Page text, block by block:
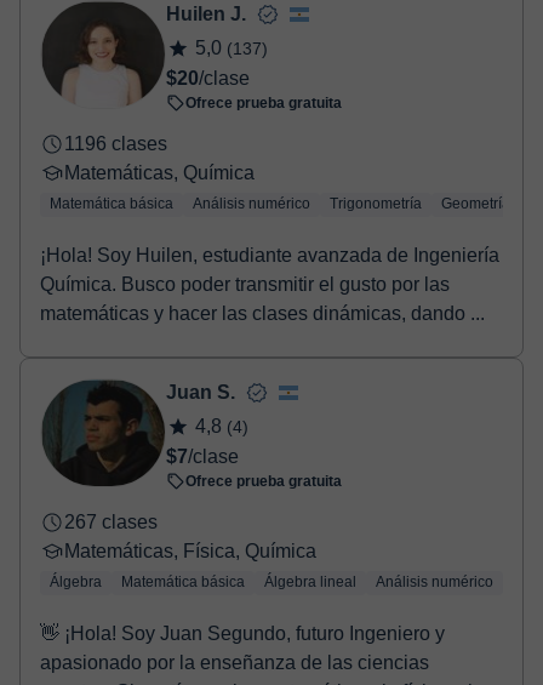
Una vez realices el pago de la clase, recibirás un email de
confirmación de la reserva.
Huilen J.
5,0 (137)
$20/clase
Ofrece prueba gratuita
1196 clases
Matemáticas, Química
Matemática básica Análisis numérico Trigonometría Geometría
¡Hola! Soy Huilen, estudiante avanzada de Ingeniería
Química. Busco poder transmitir el gusto por las
matemáticas y hacer las clases dinámicas, dando ...
Juan S.
4,8 (4)
$7/clase
Ofrece prueba gratuita
267 clases
Matemáticas, Física, Química
Álgebra Matemática básica Álgebra lineal Análisis numérico
👋 ¡Hola! Soy Juan Segundo, futuro Ingeniero y
apasionado por la enseñanza de las ciencias